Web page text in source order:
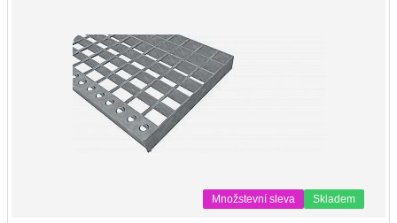
Množstevní sleva Skladem